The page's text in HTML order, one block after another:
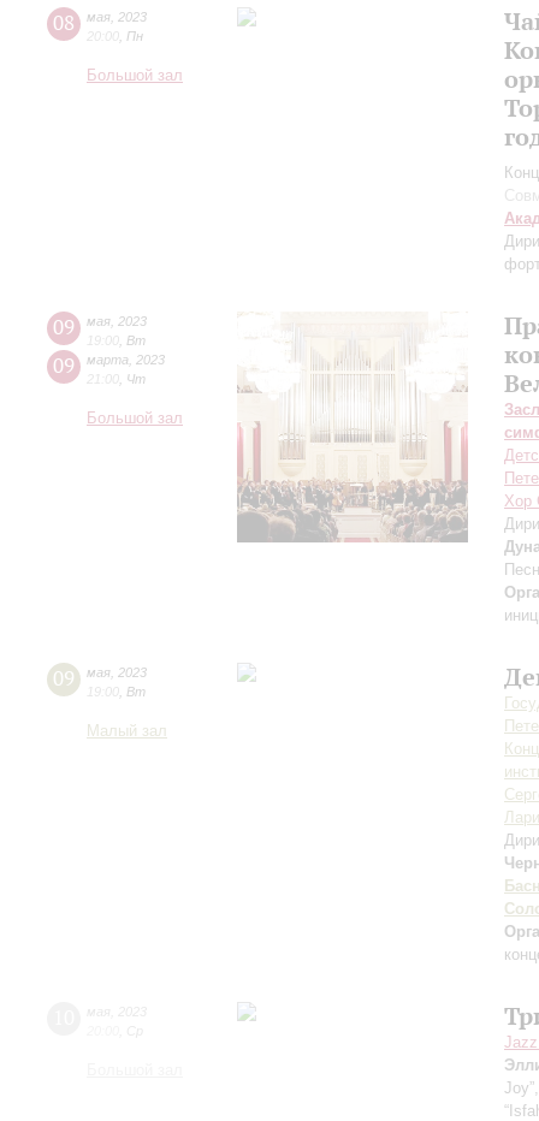
08 мая 2023
20:00 Пн
Большой зал
09 мая 2023
19:00 Вт
09 марта
2023
21:00 Чт
Большой зал
Хор
09 мая 2023
19:00 Вт
Малый зал